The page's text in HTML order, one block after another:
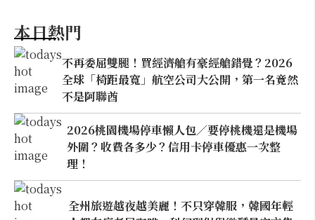
本日熱門
不再委屈雙腿！買經濟艙有豪經艙錯覺？2026
全球「椅距最寬」航空公司大公開，第一名竟然
不是阿聯酋
2026桃園機場停車懶人包／要停桃機還是機場
外圍？收費各多少？信用卡停車優惠一次整
理！
全州旅遊越夜越美麗！不只穿韓服，韓國年輕